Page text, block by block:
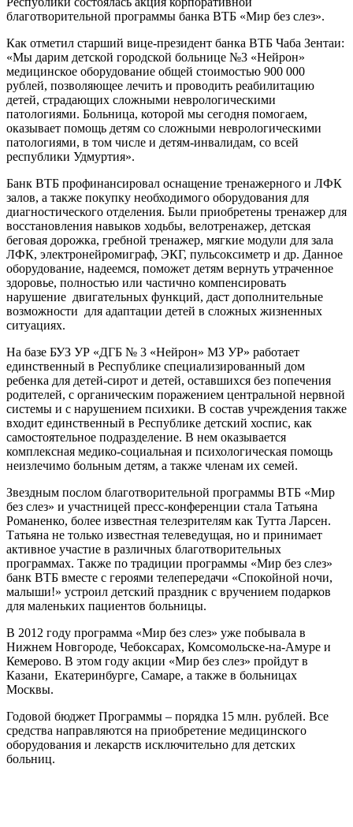
благотворительной программы банка ВТБ «Мир без слез».
Как отметил старший вице-президент банка ВТБ Чаба Зентаи:
«Мы дарим детской городской больнице №3 «Нейрон»
медицинское оборудование общей стоимостью 900 000
рублей, позволяющее лечить и проводить реабилитацию
детей, страдающих сложными неврологическими
патологиями. Больница, которой мы сегодня помогаем,
оказывает помощь детям со сложными неврологическими
патологиями, в том числе и детям-инвалидам, со всей
республики Удмуртия».
Банк ВТБ профинансировал оснащение тренажерного и ЛФК
залов, а также покупку необходимого оборудования для
диагностического отделения. Были приобретены тренажер для
восстановления навыков ходьбы, велотренажер, детская
беговая дорожка, гребной тренажер, мягкие модули для зала
ЛФК, электронейромиграф, ЭКГ, пульсоксиметр и др. Данное
оборудование, надеемся, поможет детям вернуть утраченное
здоровье, полностью или частично компенсировать
нарушение двигательных функций, даст дополнительные
возможности для адаптации детей в сложных жизненных
ситуациях.
На базе БУЗ УР «ДГБ № 3 «Нейрон» МЗ УР» работает
единственный в Республике специализированный дом
ребенка для детей-сирот и детей, оставшихся без попечения
родителей, с органическим поражением центральной нервной
системы и с нарушением психики. В состав учреждения также
входит единственный в Республике детский хоспис, как
самостоятельное подразделение. В нем оказывается
комплексная медико-социальная и психологическая помощь
неизлечимо больным детям, а также членам их семей.
Звездным послом благотворительной программы ВТБ «Мир
без слез» и участницей пресс-конференции стала Татьяна
Романенко, более известная телезрителям как Тутта Ларсен.
Татьяна не только известная телеведущая, но и принимает
активное участие в различных благотворительных
программах. Также по традиции программы «Мир без слез»
банк ВТБ вместе с героями телепередачи «Спокойной ночи,
малыши!» устроил детский праздник с вручением подарков
для маленьких пациентов больницы.
В 2012 году программа «Мир без слез» уже побывала в
Нижнем Новгороде, Чебоксарах, Комсомольске-на-Амуре и
Кемерово. В этом году акции «Мир без слез» пройдут в
Казани, Екатеринбурге, Самаре, а также в больницах
Москвы.
Годовой бюджет Программы – порядка 15 млн. рублей. Все
средства направляются на приобретение медицинского
оборудования и лекарств исключительно для детских
больниц.